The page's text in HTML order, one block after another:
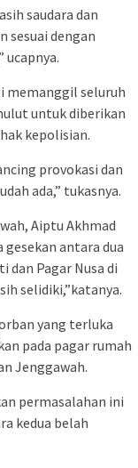
saudara dan
sesuai dengan
ucapnya.
memanggil seluruh
untuk diberikan
kepolisian.
provokasi dan
ada,” tukasnya.
Aiptu Akhmad
antara dua
dan Pagar Nusa di
selidiki,”katanya.
yang terluka
pada pagar rumah
Jenggawah.
permasalahan ini
kedua belah